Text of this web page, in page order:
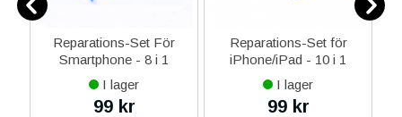
Reparations-Set För
Smartphone - 8 i 1
I lager
99 kr
Reparations-Set för
iPhone/iPad - 10 i 1
I lager
99 kr